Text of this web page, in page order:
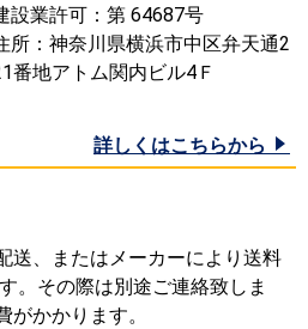
設業許可：第 64687号
所：神奈川県横浜市中区弁天通2
番地アトム関内ビル4Ｆ
詳しくはこちらから
送、またはメーカーにより送料
。その際は別途ご連絡致しま
かかります。